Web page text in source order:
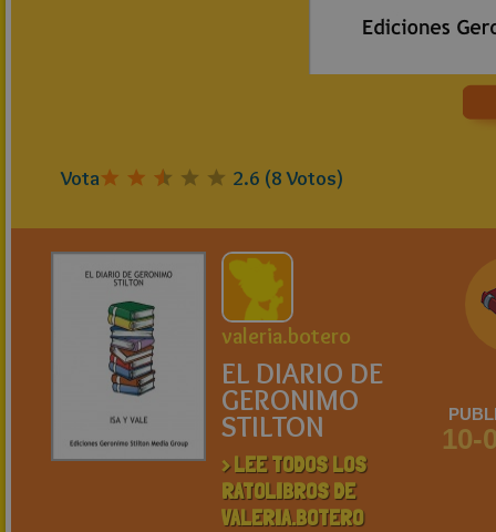
Vota 2.6 (8Votos)
valeria.botero
EL DIARIO DE
GERONIMO
STILTON
> LEE TODOS LOS
RATOLIBROS DE
VALERIA.BOTERO
10-